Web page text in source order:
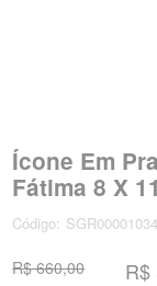
Ícone Em
Fátima 8 X
Código: SGR00001034
R$ 660,00 R$